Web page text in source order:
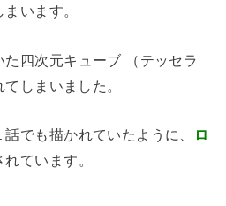
います。
た四次元キューブ （テッセラ
しまいました。
話でも描かれていたように、
ロ
ています。